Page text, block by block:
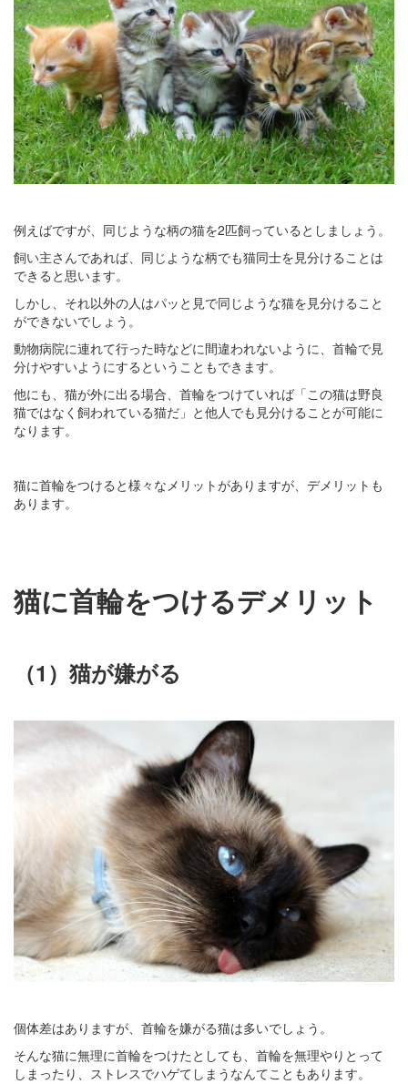
例えばですが、同じような柄の猫を2匹飼っているとしましょう。
飼い主さんであれば、同じような柄でも猫同士を見分けることは
できると思います。
しかし、それ以外の人はパッと見で同じような猫を見分けること
ができないでしょう。
動物病院に連れて行った時などに間違われないように、首輪で見
分けやすいようにするということもできます。
他にも、猫が外に出る場合、首輪をつけていれば「この猫は野良
猫ではなく飼われている猫だ」と他人でも見分けることが可能に
なります。
猫に首輪をつけると様々なメリットがありますが、デメリットも
あります。
猫に首輪をつけるデメリット
（1）猫が嫌がる
個体差はありますが、首輪を嫌がる猫は多いでしょう。
そんな猫に無理に首輪をつけたとしても、首輪を無理やりとって
しまったり、ストレスでハゲてしまうなんてこともあります。